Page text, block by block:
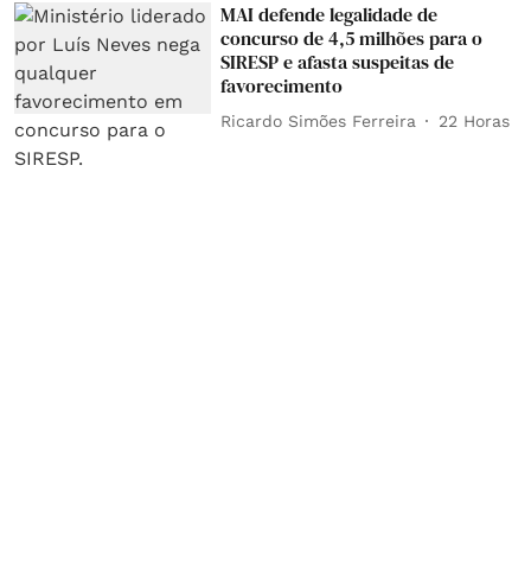
MAI defende legalidade de
concurso de 4,5 milhões para o
SIRESP e afasta suspeitas de
favorecimento
Ricardo Simões Ferreira 22 Horas